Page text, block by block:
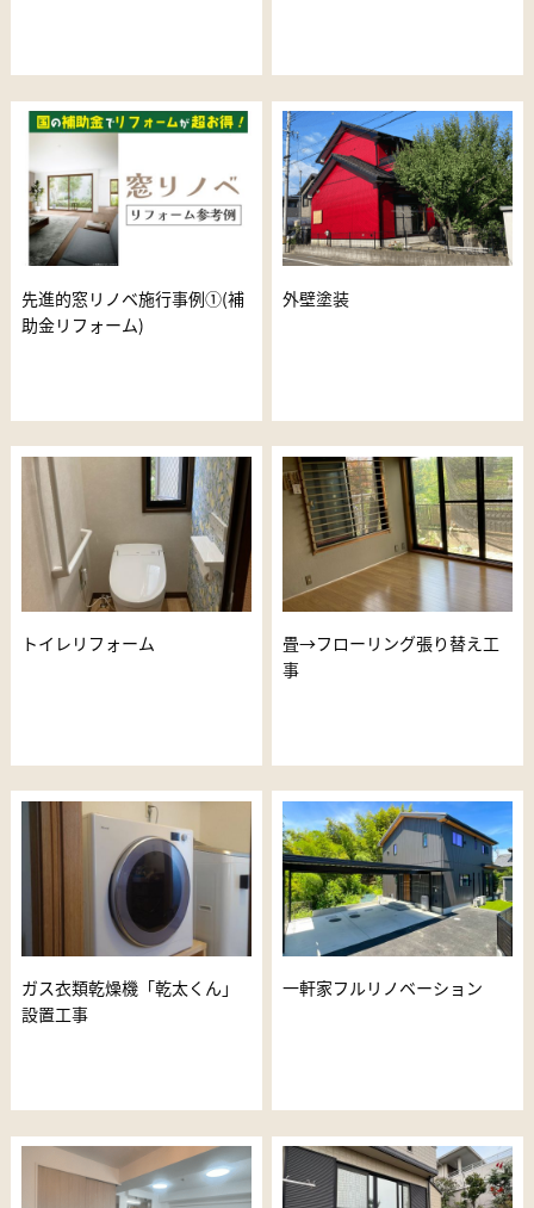
先進的窓リノベ施行事例①(補
助金リフォーム)
外壁塗装
トイレリフォーム
畳→フローリング張り替え工
事
ガス衣類乾燥機「乾太くん」
設置工事
一軒家フルリノベーション